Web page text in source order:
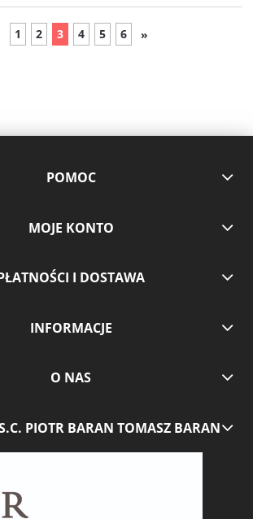
1 2 3 4 5 6 »
POMOC
MOJE KONTO
I DOSTAWA
INFORMACJE
O NAS
PIOTR BARAN TOMASZ BARAN